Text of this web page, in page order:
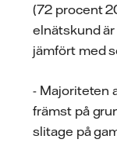
(72 procent
elnätskund
jämfört med
- Majoriteten
främst på
slitage på